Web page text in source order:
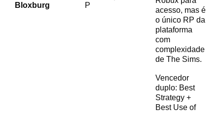
Bloxburg
P
acesso, mas é
o único RP da
plataforma
com
complexidade
de The Sims.
Vencedor
duplo: Best
Strategy +
Best Use of